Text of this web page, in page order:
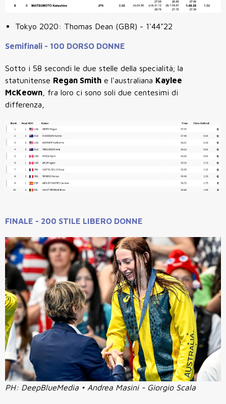
Tokyo 2020: Thomas Dean (GBR) - 1'44"22
Semifinali - 100 DORSO DONNE
Sotto i 58 secondi le due stelle della specialità; la
statunitense Regan Smith e l'australiana Kaylee
McKeown , fra loro ci sono soli due centesimi di
differenza,
FINALE - 200 STILE LIBERO DONNE
PH: DeepBlueMedia • Andrea Masini - Giorgio Scala